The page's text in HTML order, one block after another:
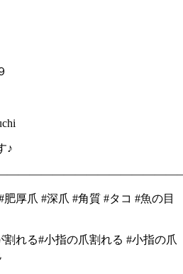
♪
厚爪 #深爪 #角質 #タコ #魚の目
れる#小指の爪割れる #小指の爪